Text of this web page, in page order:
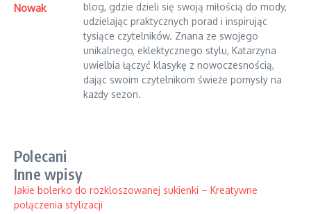
Nowak
blog, gdzie dzieli się swoją miłością do mody,
udzielając praktycznych porad i inspirując
tysiące czytelników. Znana ze swojego
unikalnego, eklektycznego stylu, Katarzyna
uwielbia łączyć klasykę z nowoczesnością,
dając swoim czytelnikom świeże pomysły na
każdy sezon.
Polecani
Inne wpisy
Jakie bolerko do rozkloszowanej sukienki – Kreatywne
połączenia stylizacji